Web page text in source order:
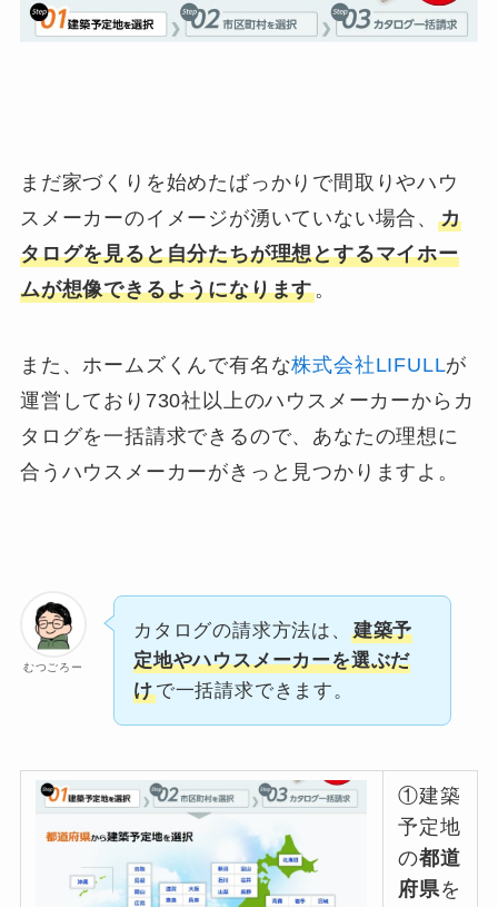
まだ家づくりを始めたばっかりで間取りやハウ
スメーカーのイメージが湧いていない場合、カ
タログを見ると自分たちが理想とするマイホー
ムが想像できるようになります。
また、ホームズくんで有名な株式会社LIFULLが
運営しており730社以上のハウスメーカーからカ
タログを一括請求できるので、あなたの理想に
合うハウスメーカーがきっと見つかりますよ。
むつごろー
カタログの請求方法は、
建築予
定地やハウスメーカーを選ぶだ
けで一括請求できます。
①建築
予定地
の都道
府県を